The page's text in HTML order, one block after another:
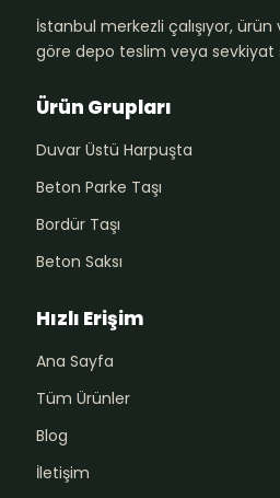
İstanbul merkezli çalışıyor,
göre depo teslim veya sevkiyat
Ürün Grupları
Duvar Üstü Harpuşta
Beton Parke Taşı
Bordür Taşı
Beton Saksı
Hızlı Erişim
Ana Sayfa
Tüm Ürünler
Blog
İletişim